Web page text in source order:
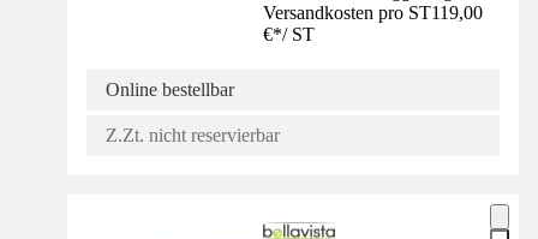
Versandkosten pro ST119,00
€*/ ST
Online bestellbar
Z.Zt. nicht reservierbar